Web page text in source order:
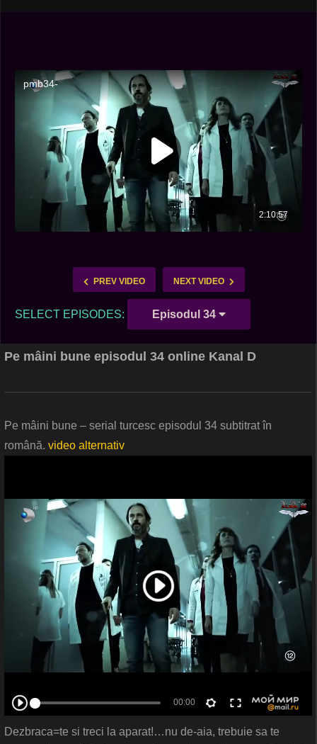
PREV VIDEO NEXT VIDEO
SELECT EPISODES: Episodul 34
Pe mâini bune episodul 34 online Kanal D
Pe mâini bune – serial turcesc episodul 34 subtitrat în
română. video alternativ
Dezbraca=te si treci la aparat!…nu de-aia, trebuie sa te